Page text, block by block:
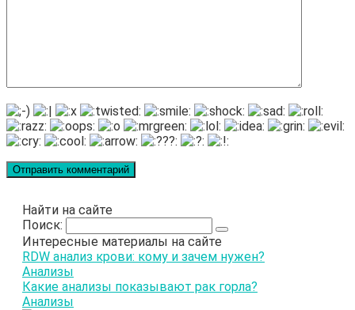
Найти на сайте
Поиск:
Интересные материалы на сайте
RDW анализ крови: кому и зачем нужен?
Анализы
Какие анализы показывают рак горла?
Анализы